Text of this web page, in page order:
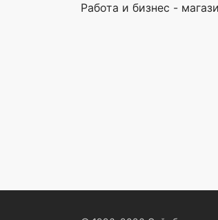
Работа и бизнес -